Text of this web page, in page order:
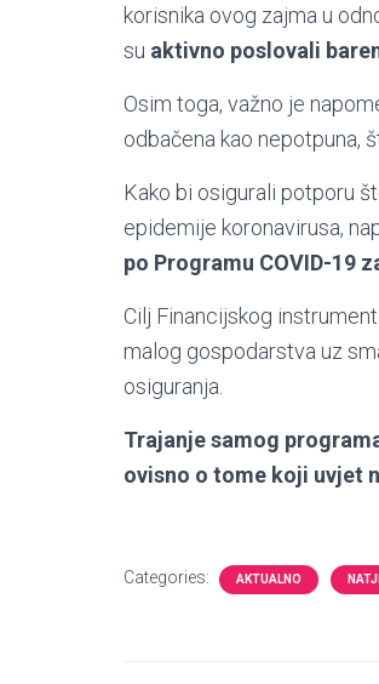
korisnika ovog zajma u
su aktivno poslovali
Osim toga, važno je
odbačena kao nepotpuna,
Kako bi osigurali potporu
epidemije koronavirusa,
po Programu COVID-19
Cilj Financijskog
malog gospodarstva uz
osiguranja.
Trajanje samog
ovisno o tome koji uvjet
Categories: AKTUALNO